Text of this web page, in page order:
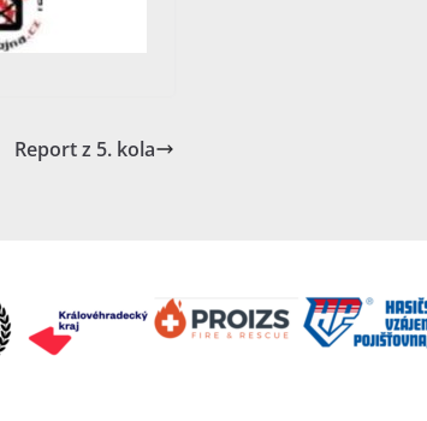
Report z 5. kola